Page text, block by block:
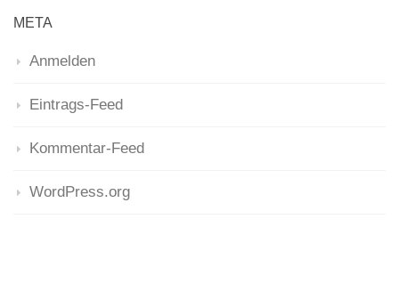
META
Anmelden
Eintrags-Feed
Kommentar-Feed
WordPress.org